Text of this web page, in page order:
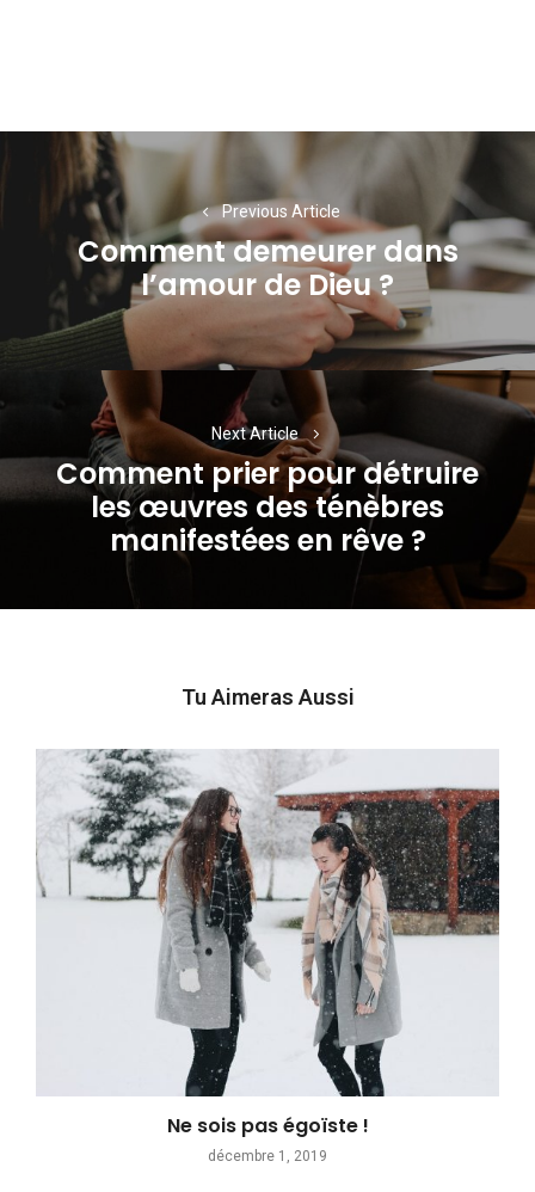
Navigation
l’article
Previous Article
Previous
post:
Comment demeurer dans
l’amour de Dieu ?
Next Article
Next
post:
Comment prier pour détruire
les œuvres des ténèbres
manifestées en rêve ?
Tu Aimeras Aussi
Ne sois pas égoïste !
décembre 1, 2019